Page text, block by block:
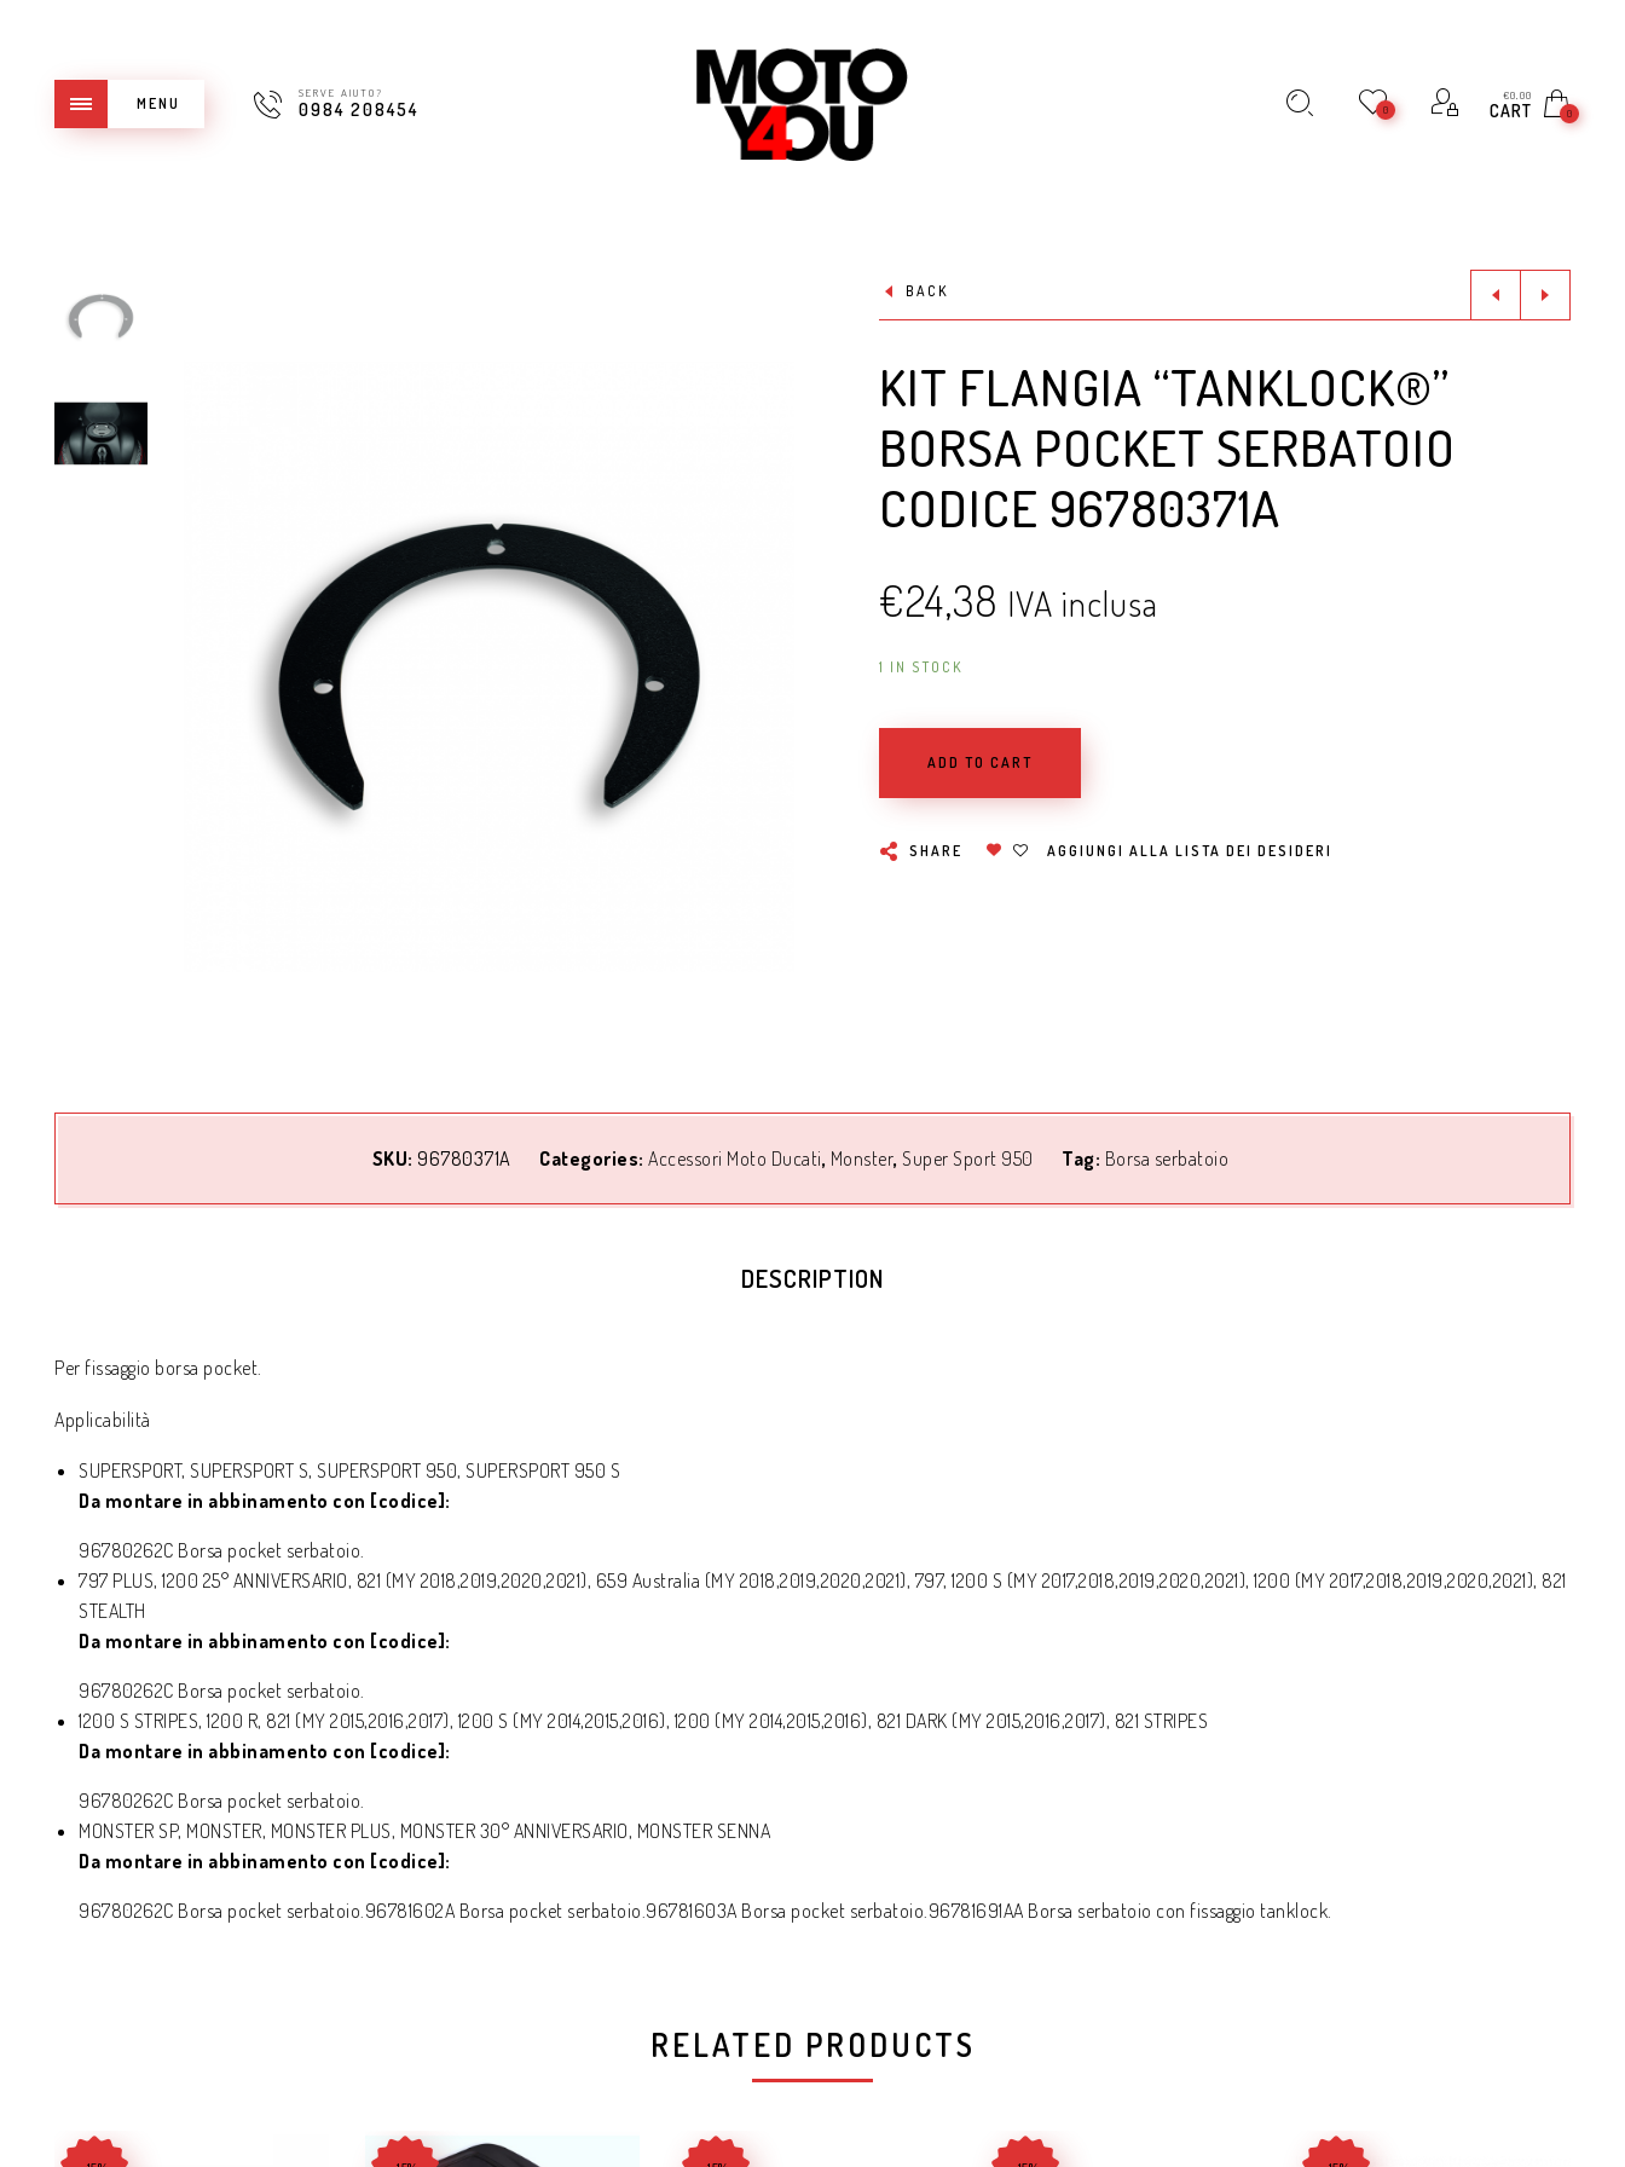
MENU
SERVE AIUTO?
0984 208454 0
€0,00
CART 0
BACK
KIT FLANGIA “TANKLOCK®”
BORSA POCKET SERBATOIO
CODICE 96780371A
€24,38 IVA inclusa
1 IN STOCK
ADD TO CART
SHARE AGGIUNGI ALLA LISTA DEI DESIDERI
SKU:96780371A Categories:Accessori Moto Ducati, Monster, Super Sport 950 Tag: Borsa serbatoio
DESCRIPTION
Per fissaggio borsa pocket.
Applicabilità
SUPERSPORT, SUPERSPORT S, SUPERSPORT 950, SUPERSPORT 950 S
Da montare in abbinamento con [codice]:
96780262C Borsa pocket serbatoio.
797 PLUS, 1200 25° ANNIVERSARIO, 821 (MY 2018,2019,2020,2021), 659 Australia (MY 2018,2019,2020,2021), 797, 1200 S (MY 2017,2018,2019,2020,2021), 1200 (MY 2017,2018,2019,2020,2021), 821
STEALTH
Da montare in abbinamento con [codice]:
96780262C Borsa pocket serbatoio.
1200 S STRIPES, 1200 R, 821 (MY 2015,2016,2017), 1200 S (MY 2014,2015,2016), 1200 (MY 2014,2015,2016), 821 DARK (MY 2015,2016,2017), 821 STRIPES
Da montare in abbinamento con [codice]:
96780262C Borsa pocket serbatoio.
MONSTER SP, MONSTER, MONSTER PLUS, MONSTER 30° ANNIVERSARIO, MONSTER SENNA
Da montare in abbinamento con [codice]:
96780262C Borsa pocket serbatoio.96781602A Borsa pocket serbatoio.96781603A Borsa pocket serbatoio.96781691AA Borsa serbatoio con fissaggio tanklock.
RELATED PRODUCTS